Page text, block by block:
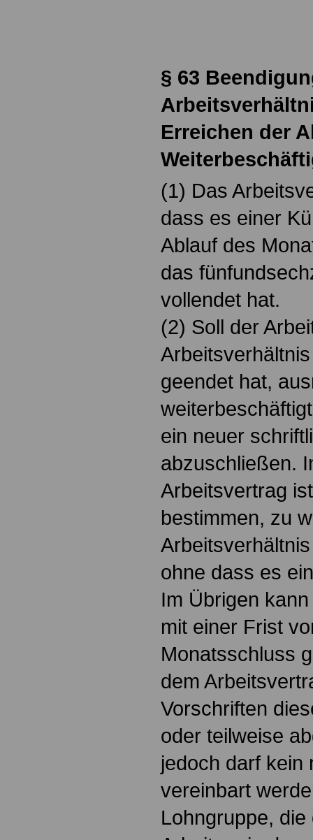
§ 63
Erreichen der
(1) Das
dass es einer
Ablauf des
das
vollendet hat.
(2) Soll der
geendet hat,
ein neuer
abzuschließen.
Arbeitsvertrag
bestimmen, zu
ohne dass es
Im Übrigen
mit einer Frist
Monatsschluss
dem
Vorschriften
oder teilweise
jedoch darf kein
vereinbart
Lohngruppe,